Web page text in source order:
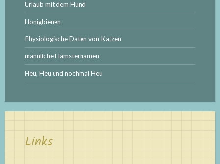
Urlaub mit dem Hund
Honigbienen
Physiologische Daten von Katzen
männliche Hamsternamen
Heu, Heu und nochmal Heu
Links